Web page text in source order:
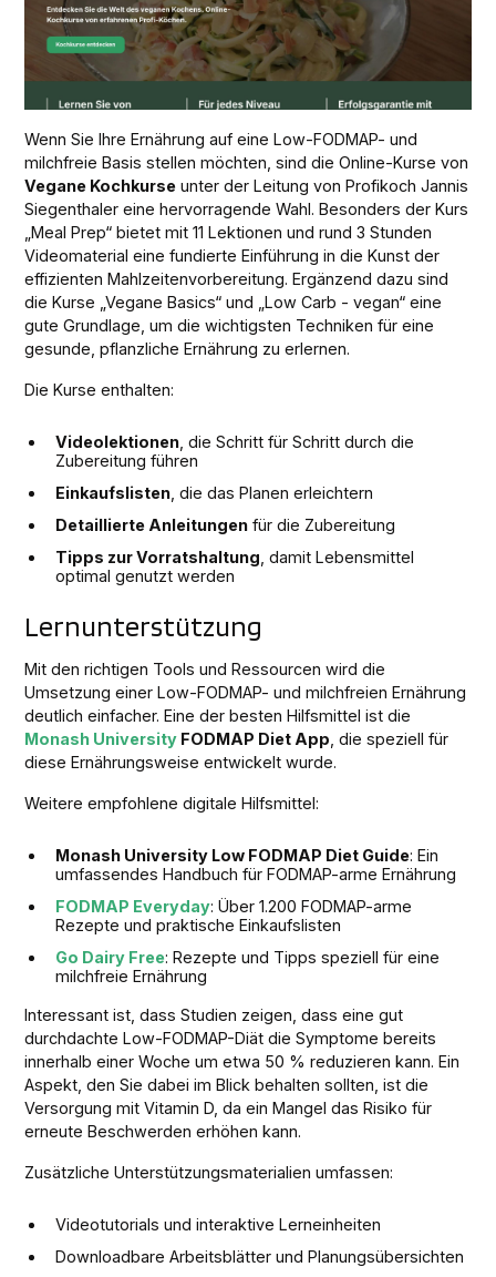
Wenn Sie Ihre Ernährung auf eine Low-FODMAP- und
milchfreie Basis stellen möchten, sind die Online-Kurse von
Vegane Kochkurse unter der Leitung von Profikoch Jannis
Siegenthaler eine hervorragende Wahl. Besonders der Kurs
„Meal Prep“ bietet mit 11 Lektionen und rund 3 Stunden
Videomaterial eine fundierte Einführung in die Kunst der
effizienten Mahlzeitenvorbereitung. Ergänzend dazu sind
die Kurse „Vegane Basics“ und „Low Carb - vegan“ eine
gute Grundlage, um die wichtigsten Techniken für eine
gesunde, pflanzliche Ernährung zu erlernen.
Die Kurse enthalten:
Videolektionen , die Schritt für Schritt durch die
Zubereitung führen
Einkaufslisten , die das Planen erleichtern
Detaillierte Anleitungen für die Zubereitung
Tipps zur Vorratshaltung , damit Lebensmittel
optimal genutzt werden
Lernunterstützung
Mit den richtigen Tools und Ressourcen wird die
Umsetzung einer Low-FODMAP- und milchfreien Ernährung
deutlich einfacher. Eine der besten Hilfsmittel ist die
Monash University FODMAP Diet App , die speziell für
diese Ernährungsweise entwickelt wurde.
Weitere empfohlene digitale Hilfsmittel:
Monash University Low FODMAP Diet Guide: Ein
umfassendes Handbuch für FODMAP-arme Ernährung
FODMAP Everyday: Über 1.200 FODMAP-arme
Rezepte und praktische Einkaufslisten
Go Dairy Free: Rezepte und Tipps speziell für eine
milchfreie Ernährung
Interessant ist, dass Studien zeigen, dass eine gut
durchdachte Low-FODMAP-Diät die Symptome bereits
innerhalb einer Woche um etwa 50 % reduzieren kann. Ein
Aspekt, den Sie dabei im Blick behalten sollten, ist die
Versorgung mit Vitamin D, da ein Mangel das Risiko für
erneute Beschwerden erhöhen kann.
Zusätzliche Unterstützungsmaterialien umfassen:
Videotutorials und interaktive Lerneinheiten
Downloadbare Arbeitsblätter und Planungsübersichten